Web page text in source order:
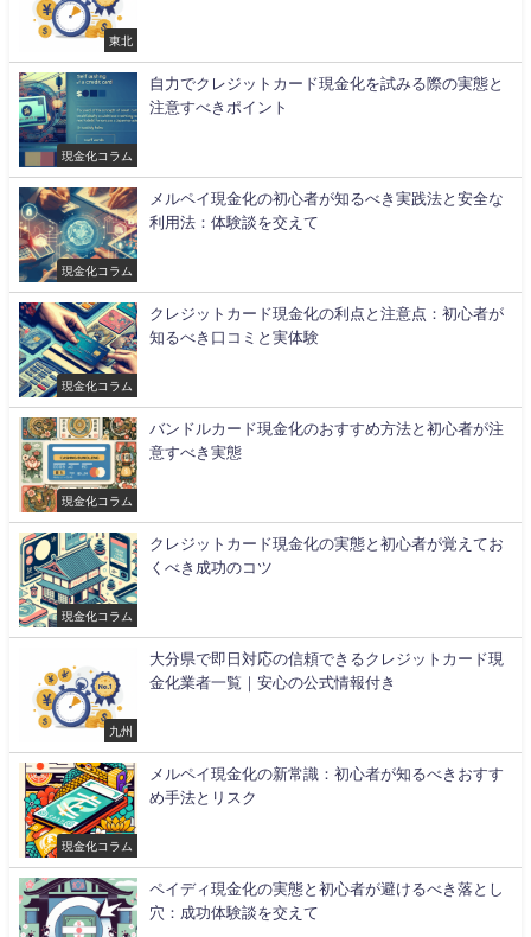
東北
現金化コラム
自力でクレジットカード現金化を試みる際の実態と
注意すべきポイント
現金化コラム
メルペイ現金化の初心者が知るべき実践法と安全な
利用法：体験談を交えて
現金化コラム
クレジットカード現金化の利点と注意点：初心者が
知るべき口コミと実体験
現金化コラム
バンドルカード現金化のおすすめ方法と初心者が注
意すべき実態
現金化コラム
クレジットカード現金化の実態と初心者が覚えてお
くべき成功のコツ
九州
大分県で即日対応の信頼できるクレジットカード現
金化業者一覧｜安心の公式情報付き
現金化コラム
メルペイ現金化の新常識：初心者が知るべきおすす
め手法とリスク
ペイディ現金化の実態と初心者が避けるべき落とし
穴：成功体験談を交えて